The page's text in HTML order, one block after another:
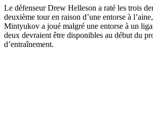
Le défenseur Drew Helleson a raté les trois
deuxième tour en raison d’une entorse à
Mintyukov a joué malgré une entorse à un
deux devraient être disponibles au début du
d’entraînement.